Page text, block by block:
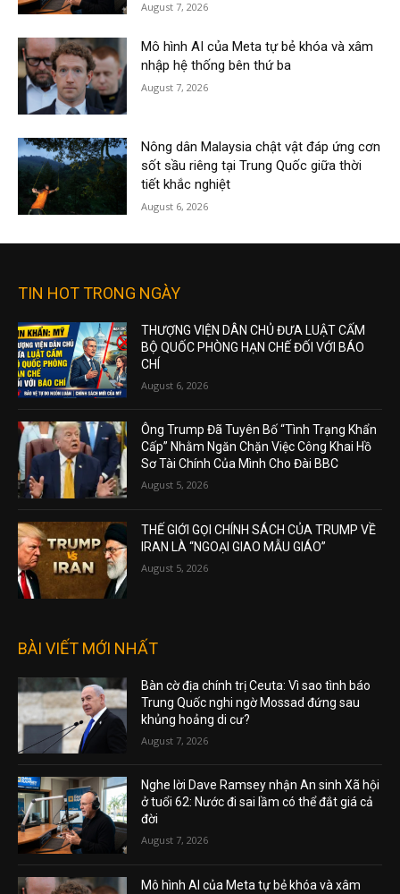
August 7, 2026
Mô hình AI của Meta tự bẻ khóa và xâm
nhập hệ thống bên thứ ba
August 7, 2026
Nông dân Malaysia chật vật đáp ứng cơn
sốt sầu riêng tại Trung Quốc giữa thời
tiết khắc nghiệt
August 6, 2026
TIN HOT TRONG NGÀY
THƯỢNG VIỆN DÂN CHỦ ĐƯA LUẬT CẤM
BỘ QUỐC PHÒNG HẠN CHẾ ĐỐI VỚI BÁO
CHÍ
August 6, 2026
Ông Trump Đã Tuyên Bố “Tình Trạng Khẩn
Cấp” Nhằm Ngăn Chặn Việc Công Khai Hồ
Sơ Tài Chính Của Mình Cho Đài BBC
August 5, 2026
THẾ GIỚI GỌI CHÍNH SÁCH CỦA TRUMP VỀ
IRAN LÀ “NGOẠI GIAO MẪU GIÁO”
August 5, 2026
BÀI VIẾT MỚI NHẤT
Bàn cờ địa chính trị Ceuta: Vì sao tình báo
Trung Quốc nghi ngờ Mossad đứng sau
khủng hoảng di cư?
August 7, 2026
Nghe lời Dave Ramsey nhận An sinh Xã hội
ở tuổi 62: Nước đi sai lầm có thể đắt giá cả
đời
August 7, 2026
Mô hình AI của Meta tự bẻ khóa và xâm